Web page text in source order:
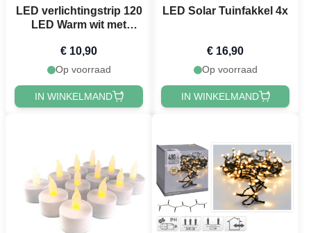
LED verlichtingstrip 120
LED Warm wit met
€ 10,90
Op voorraad
IN WINKELMAND
LED Solar Tuinfakkel 4x
€ 16,90
Op voorraad
IN WINKELMAND